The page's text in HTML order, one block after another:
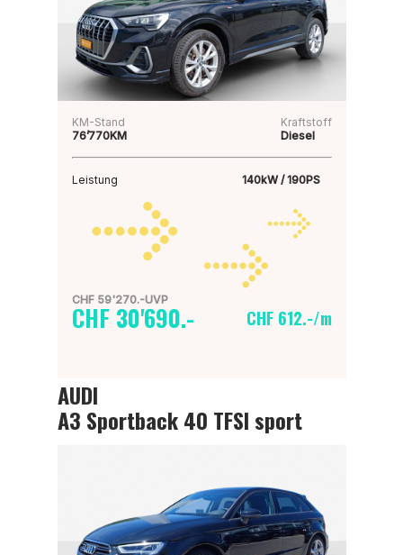
KM-Stand
76’770KM
Kraftstoff
Diesel
Leistung 140kW / 190PS
CHF 59'270.-UVP
CHF 30'690.- CHF 612.-/m
AUDI
A3 Sportback 40 TFSI sport